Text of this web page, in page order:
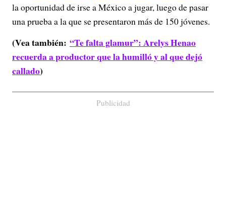
la oportunidad de irse a México a jugar, luego de pasar
una prueba a la que se presentaron más de 150 jóvenes.
(Vea también: “Te falta glamur”: Arelys Henao
recuerda a productor que la humilló y al que dejó
callado)
Publicidad